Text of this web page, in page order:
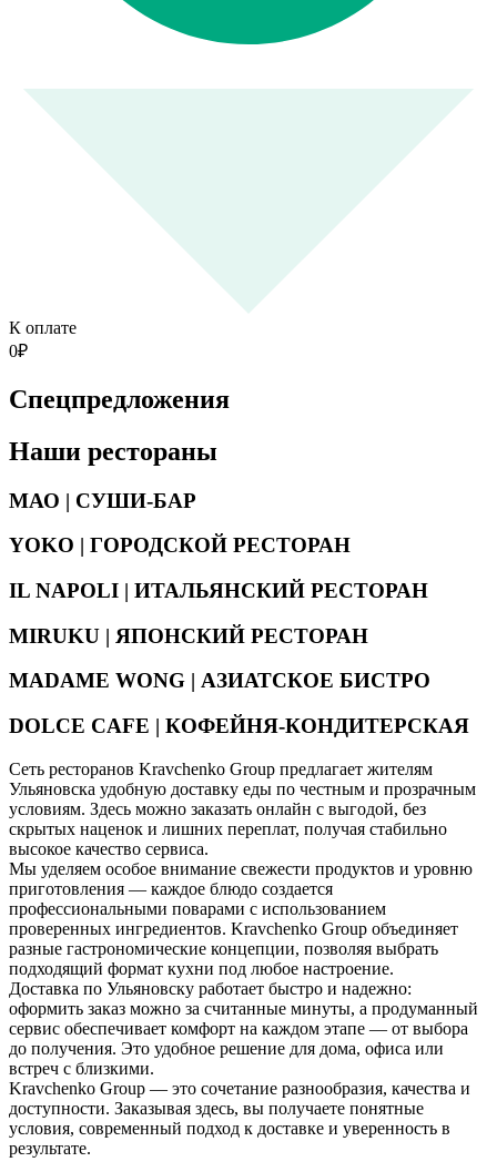
К оплате
0₽
Спецпредложения
Наши рестораны
МАО | СУШИ-БАР
YOKO | ГОРОДСКОЙ РЕСТОРАН
IL NAPOLI | ИТАЛЬЯНСКИЙ РЕСТОРАН
MIRUKU | ЯПОНСКИЙ РЕСТОРАН
MADAME WONG | АЗИАТСКОЕ БИСТРО
DOLCE CAFE | КОФЕЙНЯ-КОНДИТЕРСКАЯ
Сеть ресторанов Kravchenko Group предлагает жителям
Ульяновска удобную доставку еды по честным и прозрачным
условиям. Здесь можно заказать онлайн с выгодой, без
скрытых наценок и лишних переплат, получая стабильно
высокое качество сервиса.
Мы уделяем особое внимание свежести продуктов и уровню
приготовления — каждое блюдо создается
профессиональными поварами с использованием
проверенных ингредиентов. Kravchenko Group объединяет
разные гастрономические концепции, позволяя выбрать
подходящий формат кухни под любое настроение.
Доставка по Ульяновску работает быстро и надежно:
оформить заказ можно за считанные минуты, а продуманный
сервис обеспечивает комфорт на каждом этапе — от выбора
до получения. Это удобное решение для дома, офиса или
встреч с близкими.
Kravchenko Group — это сочетание разнообразия, качества и
доступности. Заказывая здесь, вы получаете понятные
условия, современный подход к доставке и уверенность в
результате.